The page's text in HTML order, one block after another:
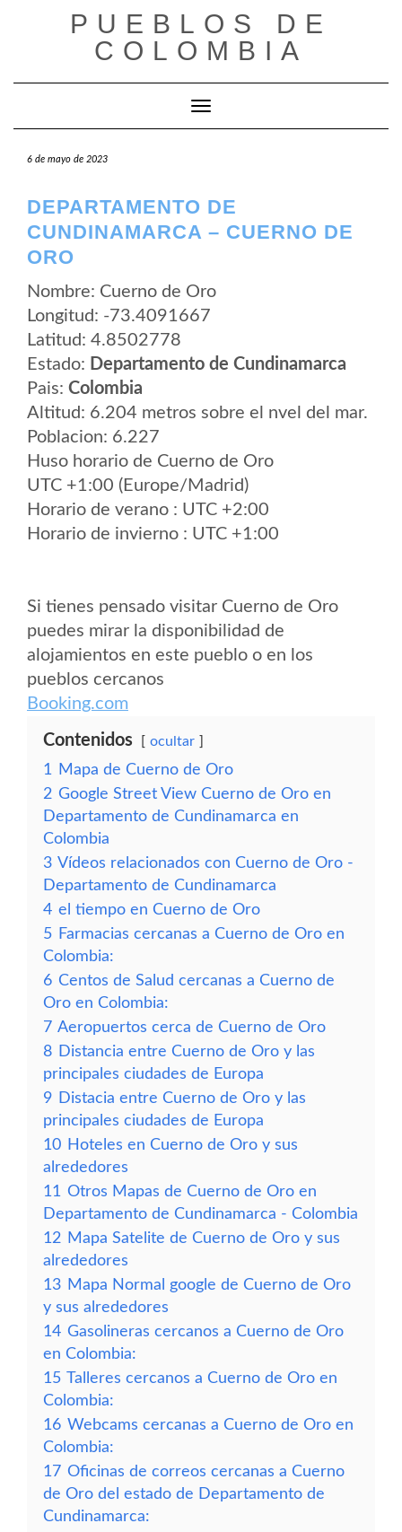
PUEBLOS DE
COLOMBIA
Cambiar modo de navegación
6 de mayo de 2023
DEPARTAMENTO DE
CUNDINAMARCA – CUERNO DE
ORO
Nombre: Cuerno de Oro
Longitud: -73.4091667
Latitud: 4.8502778
Estado: Departamento de Cundinamarca
Pais: Colombia
Altitud: 6.204 metros sobre el nvel del mar.
Poblacion: 6.227
Huso horario de Cuerno de Oro
UTC +1:00 (Europe/Madrid)
Horario de verano : UTC +2:00
Horario de invierno : UTC +1:00
Si tienes pensado visitar Cuerno de Oro
puedes mirar la disponibilidad de
alojamientos en este pueblo o en los
pueblos cercanos
Booking.com
Contenidos ocultar
1
Mapa de Cuerno de Oro
2 Google Street View Cuerno de Oro en
Departamento de Cundinamarca en
Colombia
3 Vídeos relacionados con Cuerno de Oro -
Departamento de Cundinamarca
4 el tiempo en Cuerno de Oro
5 Farmacias cercanas a Cuerno de Oro en
Colombia:
6 Centos de Salud cercanas a Cuerno de
Oro en Colombia:
7 Aeropuertos cerca de Cuerno de Oro
8 Distancia entre Cuerno de Oro y las
principales ciudades de Europa
9 Distacia entre Cuerno de Oro y las
principales ciudades de Europa
10 Hoteles en Cuerno de Oro y sus
alrededores
11 Otros Mapas de Cuerno de Oro en
Departamento de Cundinamarca - Colombia
12 Mapa Satelite de Cuerno de Oro y sus
alrededores
13 Mapa Normal google de Cuerno de Oro
y sus alrededores
14 Gasolineras cercanos a Cuerno de Oro
en Colombia:
15 Talleres cercanos a Cuerno de Oro en
Colombia:
16 Webcams cercanas a Cuerno de Oro en
Colombia:
17 Oficinas de correos cercanas a Cuerno
de Oro del estado de Departamento de
Cundinamarca: